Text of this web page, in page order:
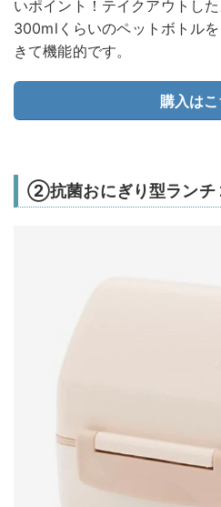
いポイント！テイクアウトした
300mlくらいのペットボトル
きて機能的です。
購入はこ
②抗菌おにぎり型ランチ